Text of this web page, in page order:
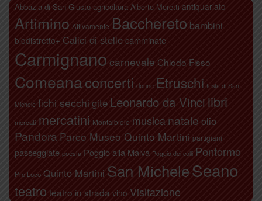
Abbazia di San Giusto agricoltura Alberto Moretti antiquariato
Artimino Attivamente Bacchereto bambini
biodistretto+ Calici di stellecamminate
Carmignano carnevale Chiodo Fisso
Comeanaconcerti donne Etruschi festa di San
Michele fichi secchi gite Leonardo da Vinci libri
mercati mercatini Montalbiolo musica natale olio
Pandora Parco Museo Quinto Martini partigiani
passeggiate poesia Poggio alla Malva Poggio dei colli Pontormo
Pro Loco Quinto Martini San MicheleSeano
teatro teatro in strada vino Visitazione